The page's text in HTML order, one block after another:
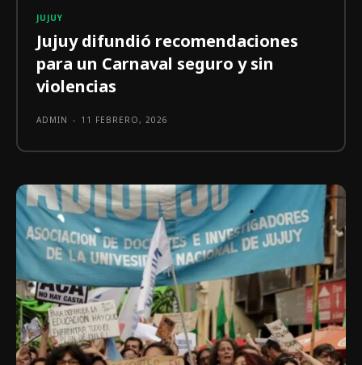
JUJUY
Jujuy difundió recomendaciones
para un Carnaval seguro y sin
violencias
ADMIN - 11 FEBRERO, 2026